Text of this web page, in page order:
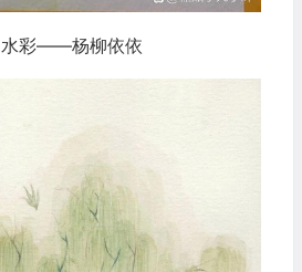
水彩——杨柳依依